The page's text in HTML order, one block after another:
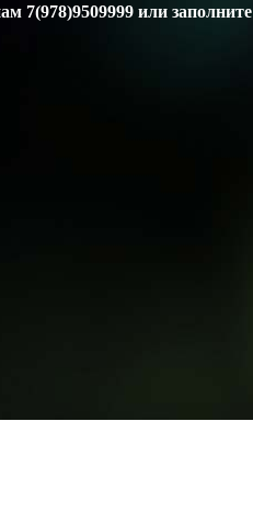
7(978)9509999 или